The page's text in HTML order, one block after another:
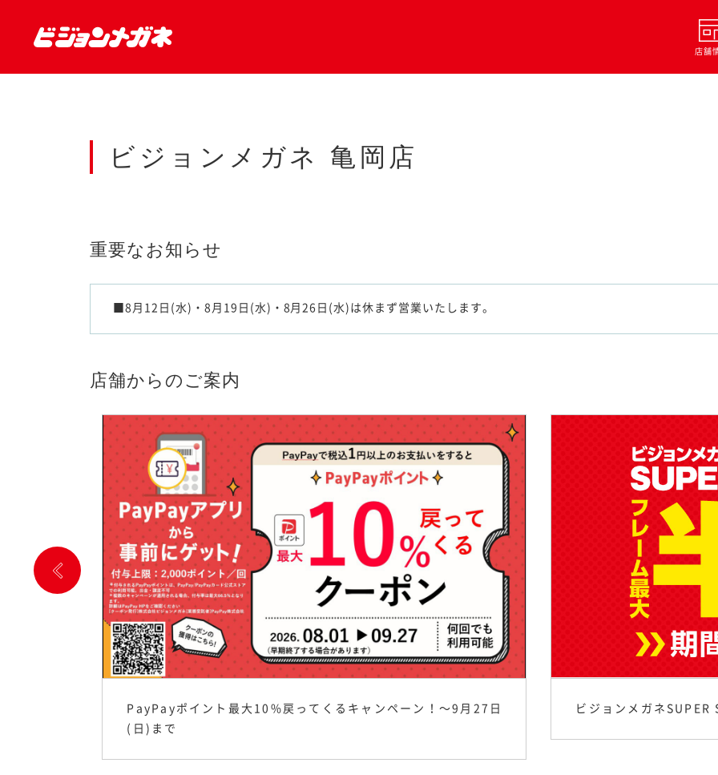
店舗
ビジョンメガネ 亀岡店
重要なお知らせ
■8月12日(水)・8月19日(水)・8月26日(水)は休まず営業いたします。
店舗からのご案内
PayPayポイント最大10%戻ってくるキャンペーン！〜9月27日
(日)まで
ビジョンメガネ